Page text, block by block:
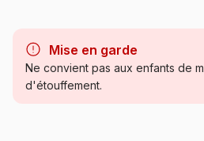
Catégorie
Mise en garde
Ne convient pas aux enfants de
d'étouffement.